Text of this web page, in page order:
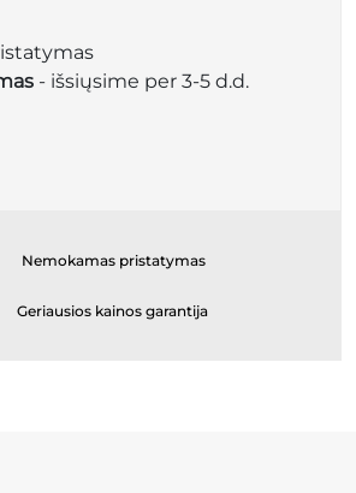
- išsiųsime per 3-5 d.d.
Nemokamas pristatymas
Geriausios kainos garantija